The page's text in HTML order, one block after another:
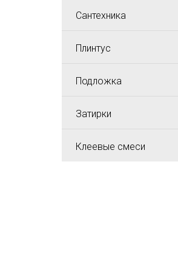
Сантехника
Плинтус
Подложка
Затирки
Клеевые смеси